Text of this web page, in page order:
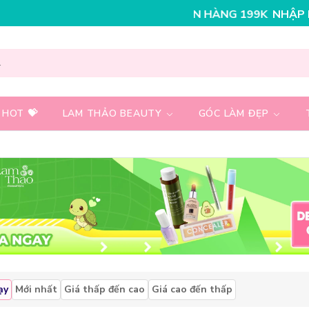
NHẬP MÃ T08FS25K -
HOT 💝 LAM THẢO BEAUTY GÓC LÀM ĐẸP
Mới nhất Giá thấp đến cao Giá cao đến thấp